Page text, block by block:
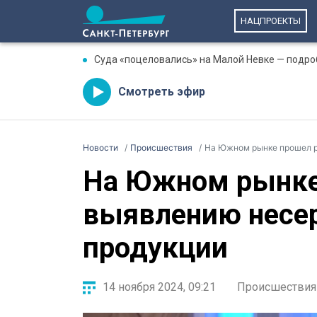
НАЦПРОЕКТЫ
Суда «поцеловались» на Малой Невке —
Смотреть эфир
Новости Происшествия На Южном рынке прошел
На Южном
выявлению
продукции
14 ноября 2024, 09:21 Происшествия